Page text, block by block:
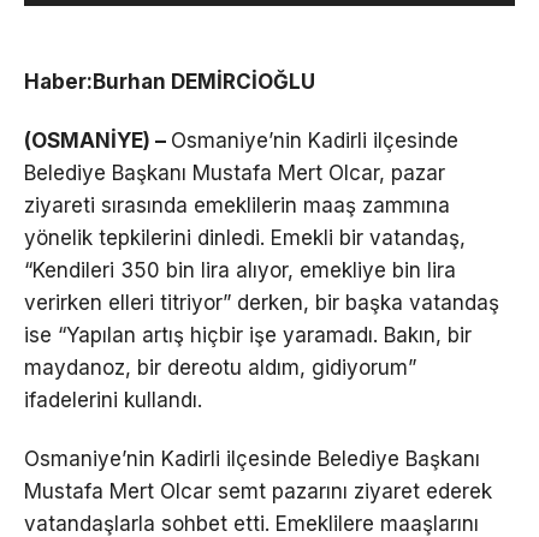
Haber:Burhan DEMİRCİOĞLU
(OSMANİYE) – Osmaniye’nin Kadirli ilçesinde
Belediye Başkanı Mustafa Mert Olcar, pazar
ziyareti sırasında emeklilerin maaş zammına
yönelik tepkilerini dinledi. Emekli bir vatandaş,
“Kendileri 350 bin lira alıyor, emekliye bin lira
verirken elleri titriyor” derken, bir başka vatandaş
ise “Yapılan artış hiçbir işe yaramadı. Bakın, bir
maydanoz, bir dereotu aldım, gidiyorum”
ifadelerini kullandı.
Osmaniye’nin Kadirli ilçesinde Belediye Başkanı
Mustafa Mert Olcar semt pazarını ziyaret ederek
vatandaşlarla sohbet etti. Emeklilere maaşlarını